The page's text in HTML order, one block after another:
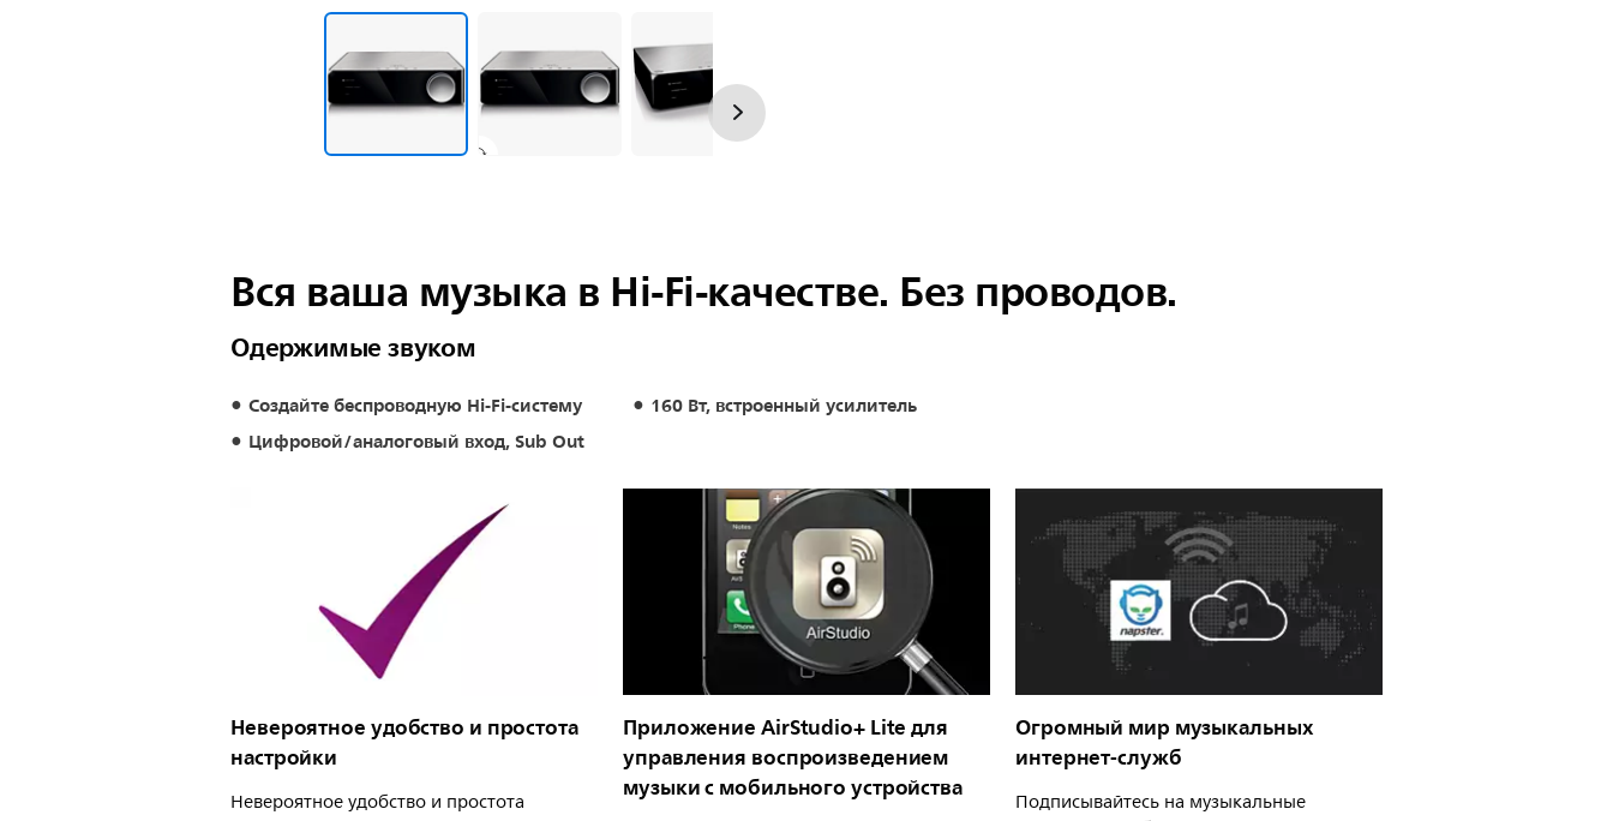
Вся ваша музыка в Hi-Fi-качестве. Без проводов.
Одержимые звуком
Создайте беспроводную Hi-Fi-систему
160 Вт, встроенный усилитель
Цифровой/аналоговый вход, Sub Out
Невероятное удобство и простота
настройки
Невероятное удобство и простота
Приложение AirStudio+ Lite для
управления воспроизведением
музыки с мобильного устройства
Огромный мир музыкальных
интернет-служб
Подписывайтесь на музыкальные